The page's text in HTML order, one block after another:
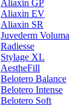
Aliaxin GP
Aliaxin EV
Aliaxin SR
Juvederm Voluma
Radiesse
Stylage XL
AestheFill
Belotero Balance
Belotero Intense
Belotero Soft